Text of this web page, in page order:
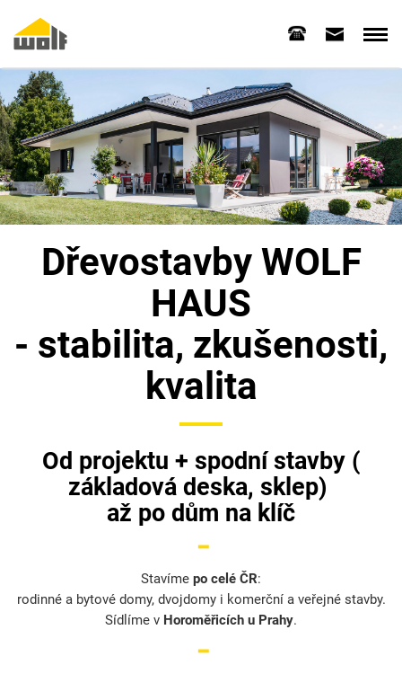
Dřevostavby WOLF
HAUS
- stabilita, zkušenosti,
kvalita
Od projektu + spodní stavby (
základová deska, sklep)
až po dům na klíč
━
Stavíme po celé ČR:
rodinné a bytové domy, dvojdomy i komerční a veřejné stavby.
Sídlíme v Horoměřicích u Prahy.
━